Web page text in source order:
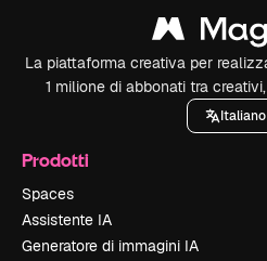
La piattaforma creativa per
1 milione di abbonati tra
Italiano
Prodotti
Spaces
Assistente IA
Generatore di immagini IA